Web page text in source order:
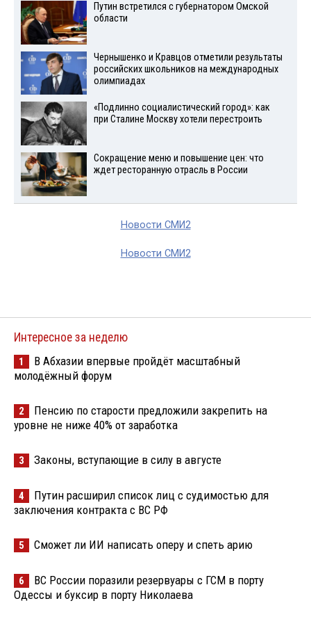
Путин встретился с губернатором Омской
области
Чернышенко и Кравцов отметили результаты
российских школьников на международных
олимпиадах
«Подлинно социалистический город»: как
при Сталине Москву хотели перестроить
Сокращение меню и повышение цен: что
ждет ресторанную отрасль в России
Новости СМИ2
Новости СМИ2
Интересное за неделю
1
В Абхазии впервые пройдёт масштабный
молодёжный форум
2
Пенсию по старости предложили закрепить на
уровне не ниже 40% от заработка
3 Законы, вступающие в силу в августе
4
Путин расширил список лиц с судимостью для
заключения контракта с ВС РФ
5 Сможет ли ИИ написать оперу и спеть арию
6
ВС России поразили резервуары с ГСМ в порту
Одессы и буксир в порту Николаева